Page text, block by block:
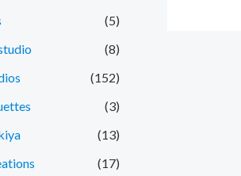
(5)
(8)
(152)
(3)
(13)
(17)